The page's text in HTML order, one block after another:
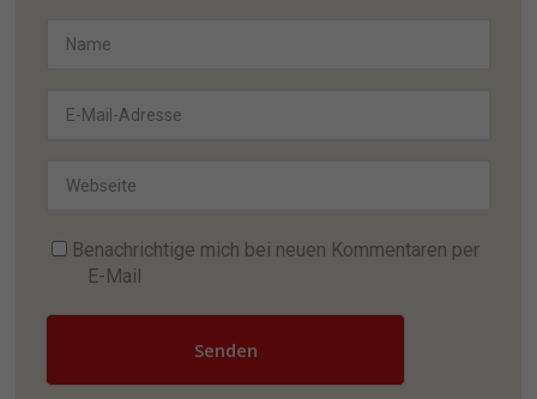
Benachrichtige mich bei neuen Kommentaren per
E-Mail
Senden